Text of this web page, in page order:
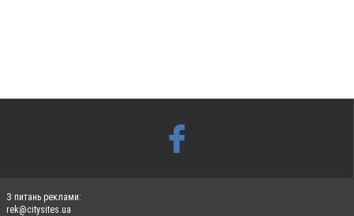
З питань реклами:
rek@citysites.ua